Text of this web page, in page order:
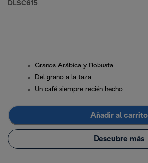
DLSC615
Granos Arábica y Robusta
Del grano a la taza
Un café siempre recién hecho
Añadir al carrito
Descubre más